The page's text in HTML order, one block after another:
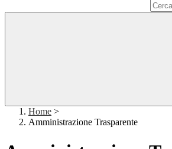
Home >
Amministrazione Trasparente